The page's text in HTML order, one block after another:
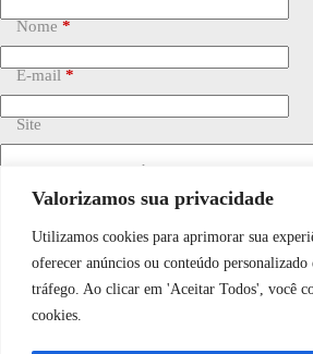
Valorizamos sua privacidade
Utilizamos cookies para aprimorar sua
oferecer anúncios ou conteúdo personalizado
tráfego. Ao clicar em 'Aceitar Todos', você
cookies.
Nome *
E-mail *
Site
Adicionar comentário
WhatsApp JF Tech